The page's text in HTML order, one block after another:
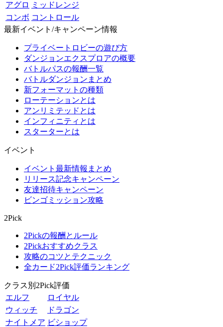
アグロ
ミッドレンジ
コンボ コントロール
最新イベント/キャンペーン情報
プライベートロビーの遊び方
ダンジョンエクスプロアの概要
バトルパスの報酬一覧
バトルダンジョンまとめ
新フォーマットの種類
ローテーションとは
アンリミテッドとは
インフィニティとは
スターターとは
イベント
イベント最新情報まとめ
リリース記念キャンペーン
友達招待キャンペーン
ビンゴミッション攻略
2Pick
2Pickの報酬とルール
2Pickおすすめクラス
攻略のコツとテクニック
全カード2Pick評価ランキング
クラス別2Pick評価
エルフ
ロイヤル
ウィッチ
ドラゴン
ナイトメア ビショップ